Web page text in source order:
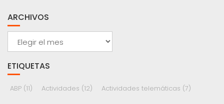
ARCHIVOS
Archivos
ETIQUETAS
ABP (11) Actividades (12) Actividades telemáticas (7)